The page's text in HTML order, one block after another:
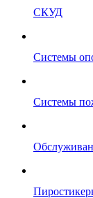
СКУД
Системы
Системы